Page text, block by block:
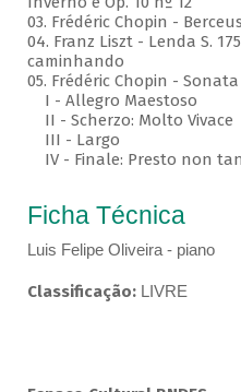
03. Frédéric Chopin -
04. Franz Liszt - Lenda S.
caminhando
05. Frédéric Chopin - Sonata
I - Allegro Maestoso
II - Scherzo: Molto Vivace
III - Largo
IV - Finale: Presto non
Ficha Técnica
Luis Felipe Oliveira - piano
Classificação: LIVRE